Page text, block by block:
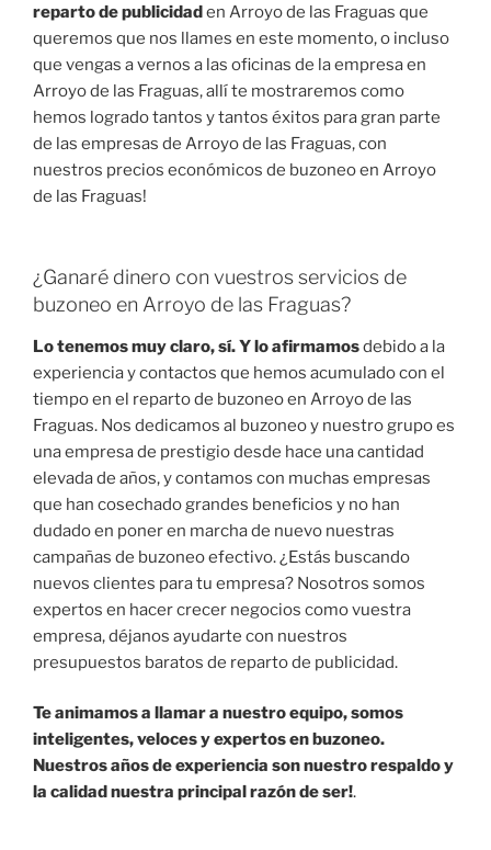
reparto de publicidaden Arroyo de las Fraguas que
queremos que nos llames en este momento, o incluso
que vengas a vernos a las oficinas de la empresa en
Arroyo de las Fraguas, allí te mostraremos como
hemos logrado tantos y tantos éxitos para gran parte
de las empresas de Arroyo de las Fraguas, con
nuestros precios económicos de buzoneo en Arroyo
de las Fraguas!
¿Ganaré dinero con vuestros servicios de
buzoneo en Arroyo de las Fraguas?
Lo tenemos muy claro, sí. Y lo afirmamosdebido a la
experiencia y contactos que hemos acumulado con el
tiempo en el reparto de buzoneo en Arroyo de las
Fraguas. Nos dedicamos al buzoneo y nuestro grupo es
una empresa de prestigio desde hace una cantidad
elevada de años, y contamos con muchas empresas
que han cosechado grandes beneficios y no han
dudado en poner en marcha de nuevo nuestras
campañas de buzoneo efectivo. ¿Estás buscando
nuevos clientes para tu empresa? Nosotros somos
expertos en hacer crecer negocios como vuestra
empresa, déjanos ayudarte con nuestros
presupuestos baratos de reparto de publicidad.
Te animamos a llamar a nuestro equipo, somos
inteligentes, veloces y expertos en buzoneo.
Nuestros años de experiencia son nuestro respaldo y
la calidad nuestra principal razón de ser!.